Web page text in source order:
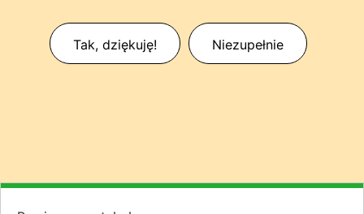
Tak, dziękuję! Niezupełnie